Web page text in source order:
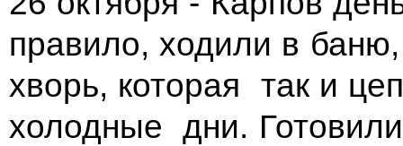
правило, ходили в
хворь, которая так и
холодные дни.